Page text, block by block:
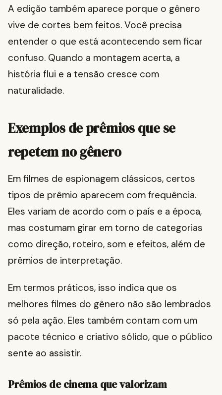
A edição também aparece porque o gênero
vive de cortes bem feitos. Você precisa
entender o que está acontecendo sem ficar
confuso. Quando a montagem acerta, a
história flui e a tensão cresce com
naturalidade.
Exemplos de prêmios que se
repetem no gênero
Em filmes de espionagem clássicos, certos
tipos de prêmio aparecem com frequência.
Eles variam de acordo com o país e a época,
mas costumam girar em torno de categorias
como direção, roteiro, som e efeitos, além de
prêmios de interpretação.
Em termos práticos, isso indica que os
melhores filmes do gênero não são lembrados
só pela ação. Eles também contam com um
pacote técnico e criativo sólido, que o público
sente ao assistir.
Prêmios de cinema que valorizam